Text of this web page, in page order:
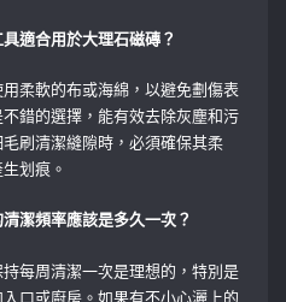
適合用於大理石磁磚？
柔軟的布或海綿，以避免劃傷表
錯的選擇，能有效去除灰塵和污
刷清潔縫隙時，必須確保其柔
划痕。
潔頻率應該是多久一次？
每周清潔一次是理想的，特別是
口或廚房。如果有不小心灑上的